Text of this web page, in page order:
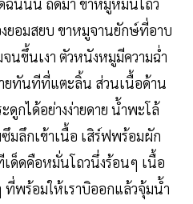
ยอมสยบ ขาหมูจานยักษ์ที่อาบ
นขึ้นเงา ตัวหนังหมูมีความฉ่ำ
ยทันทีที่แตะลิ้น ส่วนเนื้อด้าน
กได้อย่างง่ายดาย น้ำพะโล้
มลึกเข้าเนื้อ เสิร์ฟพร้อมผัก
ด็ดคือหมั่นโถวนึ่งร้อนๆ เนื้อ
พร้อมให้เราบิออกแล้วจุ้มน้ำ